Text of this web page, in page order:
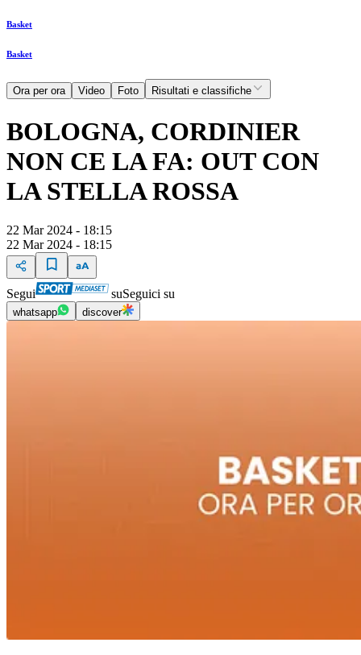
Basket
Basket
Ora per ora Video Foto Risultati e classifiche
BOLOGNA, CORDINIER
NON CE LA FA: OUT CON
LA STELLA ROSSA
22 Mar 2024 - 18:15
22 Mar 2024 - 18:15
Segui suSeguici su
whatsapp discover